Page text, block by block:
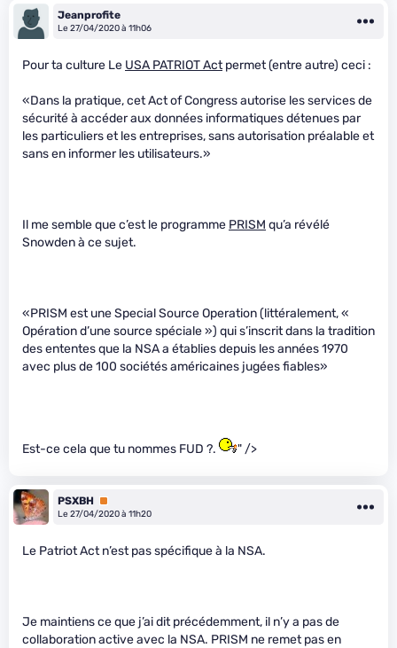
Jeanprofite
Le 27/04/2020 à 11h06
Pour ta culture Le USA PATRIOT Actpermet (entre autre) ceci :
«Dans la pratique, cet Act of Congress autorise les services de
sécurité à accéder aux données informatiques détenues par
les particuliers et les entreprises, sans autorisation préalable et
sans en informer les utilisateurs.»
Il me semble que c’est le programme PRISM qu’a révélé
Snowden à ce sujet.
«PRISM est une Special Source Operation (littéralement, «
Opération d’une source spéciale ») qui s’inscrit dans la tradition
des ententes que la NSA a établies depuis les années 1970
avec plus de 100 sociétés américaines jugées fiables»
Est-ce cela que tu nommes FUD ?. " />
PSXBH
Premium
Le 27/04/2020 à 11h20
Le Patriot Act n’est pas spécifique à la NSA.
Je maintiens ce que j’ai dit précédemment, il n’y a pas de
collaboration active avec la NSA. PRISM ne remet pas en